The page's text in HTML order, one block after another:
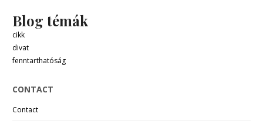
Blog témák
cikk
divat
fenntarthatóság
CONTACT
Contact